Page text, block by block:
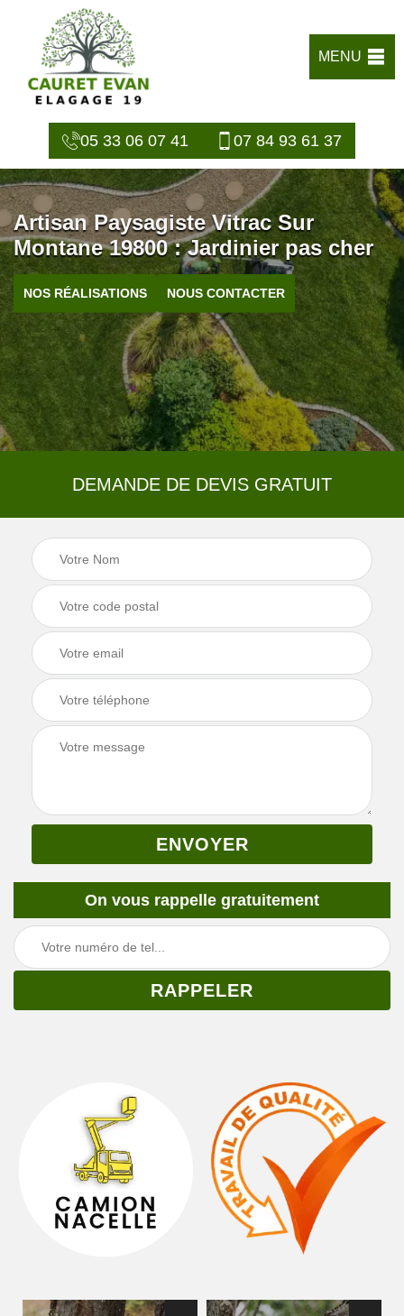
MENU
05 33 06 07 41 07 84 93 61 37
Artisan Paysagiste Vitrac Sur
Montane 19800 : Jardinier pas cher
NOS RÉALISATIONS NOUS CONTACTER
DEMANDE DE DEVIS GRATUIT
On vous rappelle gratuitement